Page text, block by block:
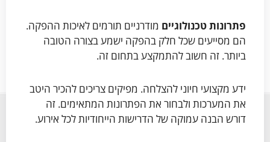
פתרונות טכנולוגיים מודרניים תורמים לאיכות ההפקה.
הם מסייעים שכל חלק בהפקה ישמע בצורה הטובה
ביותר. זה חשוב להתמקצע בתחום זה.
ידע מקצועי חיוני להצלחה. מפיקים צריכים להכיר היטב
את המערכות ולבחור את הפתרונות המתאימים. זה
דורש הבנה עמוקה של הדרישות הייחודיות לכל אירוע.